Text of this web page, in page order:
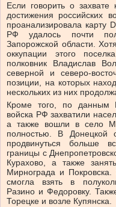
Если говорить о захвате
достижения российских
проанализировала карту
РФ удалось почти
Запорожской области.
оккупации этого
полковник Владислав
северной и северо-
позиции, на которых
нескольких из них
Кроме того, по данным
войска РФ захватили
а также вошли в село
полностью. В Донецкой
продвинуться больше
границы с
Курахово, а также
Мирнограда и
смогла взять в
Разино и Федоровку.
Торецке и возле Купянска.